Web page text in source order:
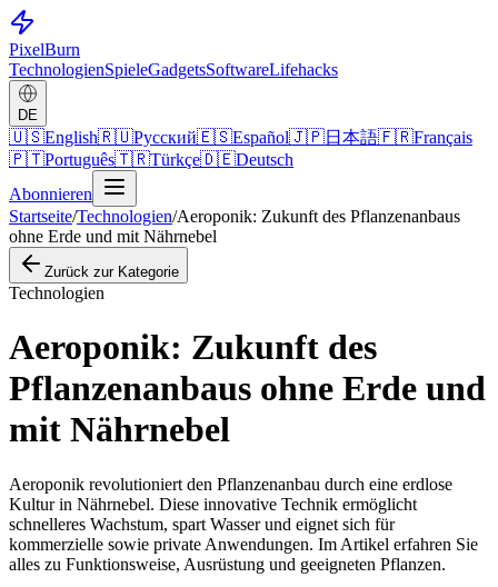
PixelBurn
TechnologienSpieleGadgetsSoftwareLifehacks
DE
🇺🇸English🇷🇺Русский🇪🇸Español🇯🇵日本語🇫🇷Français
🇵🇹Português🇹🇷Türkçe🇩🇪Deutsch
Abonnieren
Startseite/Technologien/Aeroponik: Zukunft des Pflanzenanbaus
ohne Erde und mit Nährnebel
Zurück zur Kategorie
Technologien
Aeroponik: Zukunft des
Pflanzenanbaus ohne Erde und
mit Nährnebel
Aeroponik revolutioniert den Pflanzenanbau durch eine erdlose
Kultur in Nährnebel. Diese innovative Technik ermöglicht
schnelleres Wachstum, spart Wasser und eignet sich für
kommerzielle sowie private Anwendungen. Im Artikel erfahren Sie
alles zu Funktionsweise, Ausrüstung und geeigneten Pflanzen.